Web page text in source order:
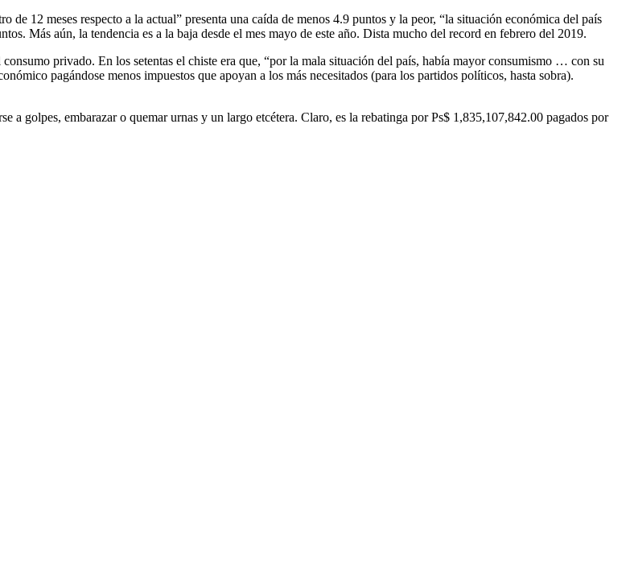
12 meses respecto a la actual” presenta una caída de menos 4.9 puntos y la peor, “la situación económica del país
Más aún, la tendencia es a la baja desde el mes mayo de este año. Dista mucho del record en febrero del 2019.
privado. En los setentas el chiste era que, “por la mala situación del país, había mayor consumismo … con su
pagándose menos impuestos que apoyan a los más necesitados (para los partidos políticos, hasta sobra).
a golpes, embarazar o quemar urnas y un largo etcétera. Claro, es la rebatinga por Ps$ 1,835,107,842.00 pagados por